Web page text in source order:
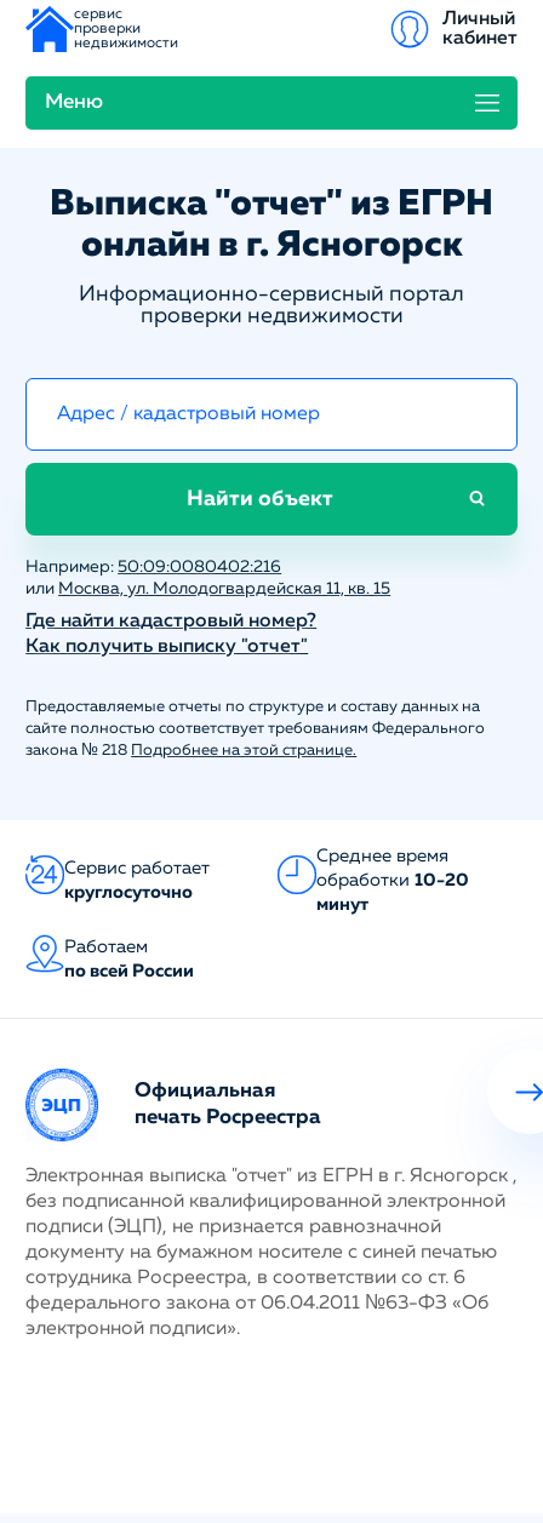
сервис
проверки
недвижимости
Меню
Личный
кабинет
Выписка "отчет" из ЕГРН
онлайн в г. Ясногорск
Информационно-сервисный портал
проверки недвижимости
Найти объект
Например:50:09:0080402:216
или Москва, ул. Молодогвардейская 11, кв. 15
Где найти кадастровый номер?
Как получить выписку "отчет"
Предоставляемые отчеты по структуре и составу данных на
сайте полностью соответствует требованиям Федерального
закона № 218 Подробнее на этой странице.
Сервис работает
круглосуточно
Среднее время
обработки 10-20
минут
Работаем
по всей России
Официальная
печать Росреестра
Электронная выписка "отчет" из ЕГРН в г. Ясногорск ,
без подписанной квалифицированной электронной
подписи (ЭЦП), не признается равнозначной
документу на бумажном носителе с синей печатью
сотрудника Росреестра, в соответствии со ст. 6
федерального закона от 06.04.2011 №63-ФЗ «Об
электронной подписи».